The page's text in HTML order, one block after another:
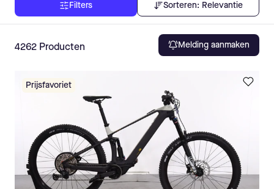
Filters Sorteren: Relevantie
4262 Producten Melding aanmaken
Prijsfavoriet